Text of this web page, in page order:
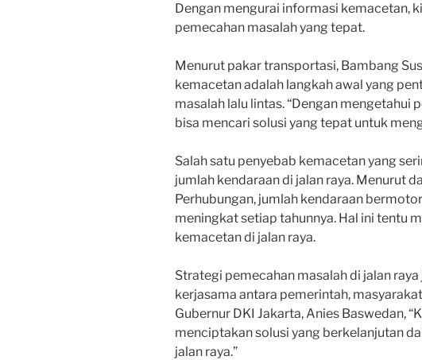
Dengan mengurai informasi kemacetan,
pemecahan masalah yang tepat.
Menurut pakar transportasi, Bambang
kemacetan adalah langkah awal yang
masalah lalu lintas. “Dengan mengetahui
bisa mencari solusi yang tepat untuk
Salah satu penyebab kemacetan yang
jumlah kendaraan di jalan raya. Menurut
Perhubungan, jumlah kendaraan
meningkat setiap tahunnya. Hal ini tentu
kemacetan di jalan raya.
Strategi pemecahan masalah di jalan
kerjasama antara pemerintah,
Gubernur DKI Jakarta, Anies Baswedan,
menciptakan solusi yang berkelanjutan
jalan raya.”